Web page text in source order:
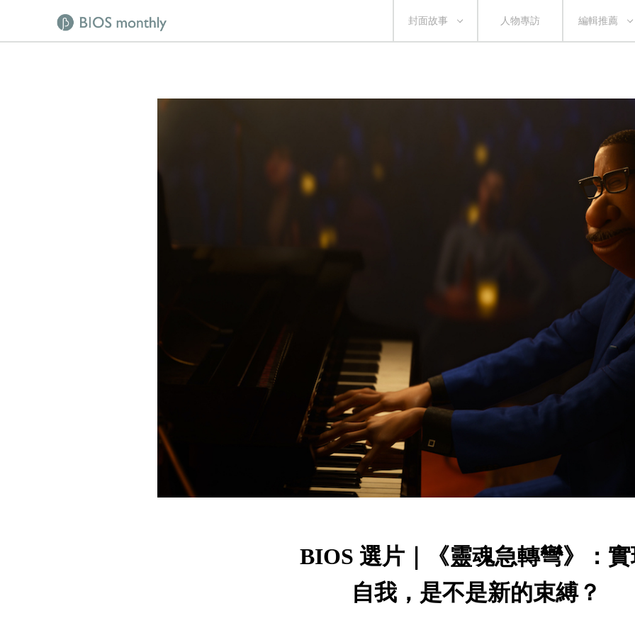
封面故事 人物專訪 編輯推薦
BIOS 選片｜《靈魂急轉彎》：
自我，是不是新的束縛？